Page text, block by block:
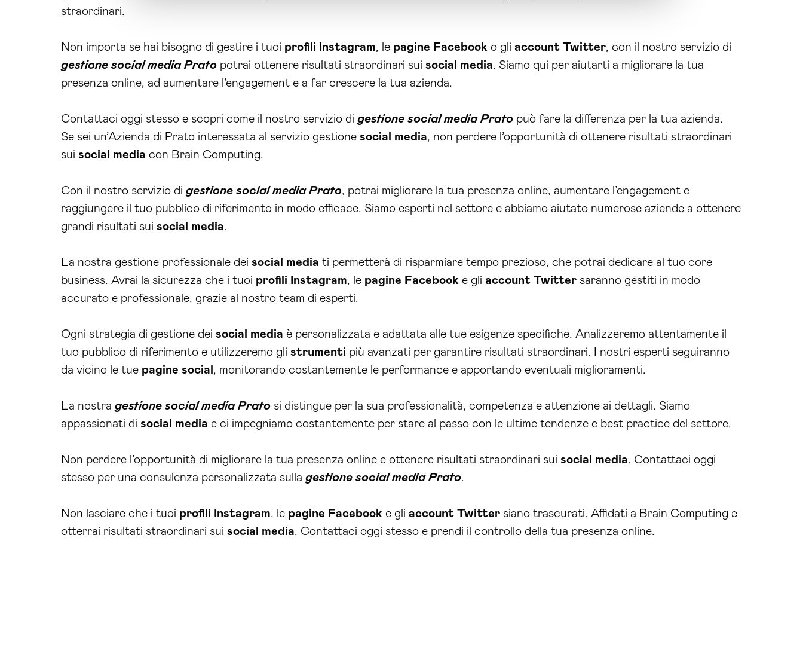
straordinari.
Non importa se hai bisogno di gestire i tuoi profili Instagram, le pagine Facebook o gli account Twitter, con il nostro servizio di
gestione social media Prato potrai ottenere risultati straordinari sui social media. Siamo qui per aiutarti a migliorare la tua
presenza online, ad aumentare l’engagement e a far crescere la tua azienda.
Contattaci oggi stesso e scopri come il nostro servizio di gestione social media Prato può fare la differenza per la tua azienda.
Se sei un’Azienda di Prato interessata al servizio gestione social media, non perdere l’opportunità di ottenere risultati straordinari
sui social media con Brain Computing.
Con il nostro servizio di gestione social media Prato, potrai migliorare la tua presenza online, aumentare l’engagement e
raggiungere il tuo pubblico di riferimento in modo efficace. Siamo esperti nel settore e abbiamo aiutato numerose aziende a ottenere
grandi risultati sui social media.
La nostra gestione professionale dei social media ti permetterà di risparmiare tempo prezioso, che potrai dedicare al tuo core
business. Avrai la sicurezza che i tuoi profili Instagram, le pagine Facebook e gli account Twitter saranno gestiti in modo
accurato e professionale, grazie al nostro team di esperti.
Ogni strategia di gestione dei social media è personalizzata e adattata alle tue esigenze specifiche. Analizzeremo attentamente il
tuo pubblico di riferimento e utilizzeremo gli strumenti più avanzati per garantire risultati straordinari. I nostri esperti seguiranno
da vicino le tue pagine social , monitorando costantemente le performance e apportando eventuali miglioramenti.
La nostra gestione social media Prato si distingue per la sua professionalità, competenza e attenzione ai dettagli. Siamo
appassionati di social media e ci impegniamo costantemente per stare al passo con le ultime tendenze e best practice del settore.
Non perdere l’opportunità di migliorare la tua presenza online e ottenere risultati straordinari sui social media. Contattaci oggi
stesso per una consulenza personalizzata sulla gestione social media Prato.
Non lasciare che i tuoi profili Instagram, le pagine Facebook e gli account Twitter siano trascurati. Affidati a Brain Computing e
otterrai risultati straordinari sui social media. Contattaci oggi stesso e prendi il controllo della tua presenza online.